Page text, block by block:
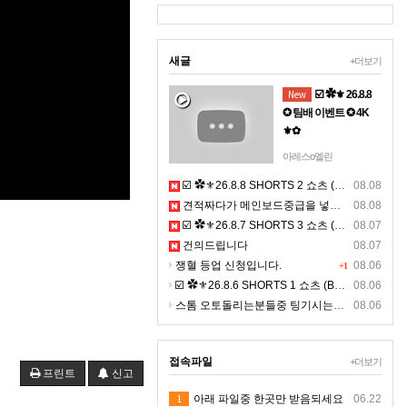
프린트 신고
+더보기
새글
New
☑️ ✿⚜ 26.8.8
✪ 팀배 이벤트 ✪ 4K
⚜✿
☑️ ✿⚜ 26.8.8 ✪ 팀배
니 설정- 해상도 2160 -
(고화질) 선명하게 영
상을 보세요. ☜
아레스o엘린
08.08
☑️ ✿⚜26.8.8 SHORTS 2 쇼츠 (BGM) ⚜✿
08.08
견적짜다가 메인보드중급을 넣는 이유에 대한 설명영상이 될까 해서 올려보아요
08.07
☑️ ✿⚜26.8.7 SHORTS 3 쇼츠 (BGM) ⚜✿
08.07
건의드립니다
+1 08.06
쟁혈 등업 신청입니다.
08.06
☑️ ✿⚜26.8.6 SHORTS 1 쇼츠 (BGM) ⚜✿
08.06
스톰 오토돌리는분들중 팅기시는분있나요 ?ㅠㅠ
+더보기
접속파일
06.22
1 아래 파일중 한곳만 받음되세요